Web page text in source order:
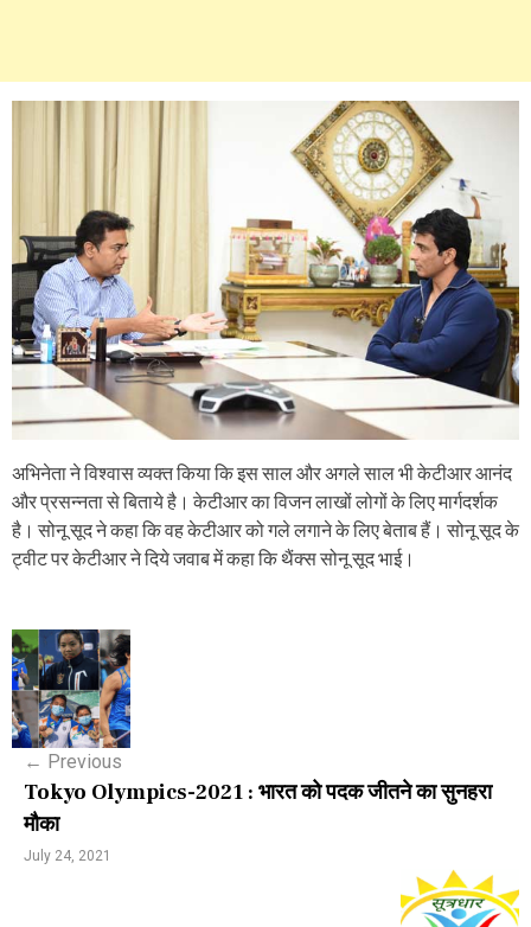
अभिनेता ने विश्वास व्यक्त किया कि इस साल और अगले साल भी केटीआर आनंद
और प्रसन्नता से बिताये है। केटीआर का विजन लाखों लोगों के लिए मार्गदर्शक
है। सोनू सूद ने कहा कि वह केटीआर को गले लगाने के लिए बेताब हैं। सोनू सूद के
ट्वीट पर केटीआर ने दिये जवाब में कहा कि थैंक्स सोनू सूद भाई।
P
o
s
n
a
← Previous
Tokyo Olympics-2021 : भारत को पदक जीतने का सुनहरा
मौका
July 24, 2021